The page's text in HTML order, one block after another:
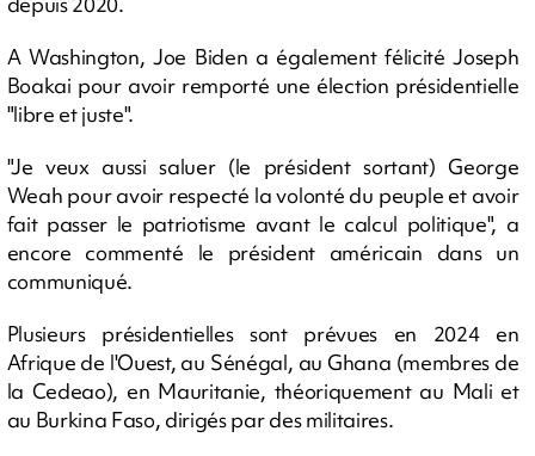
A Washington, Joe Biden a également félicité Joseph
Boakai pour avoir remporté une élection présidentielle
"libre et juste".
"Je veux aussi saluer (le président sortant) George
Weah pour avoir respecté la volonté du peuple et avoir
fait passer le patriotisme avant le calcul politique", a
encore commenté le président américain dans un
communiqué.
Plusieurs présidentielles sont prévues en 2024 en
Afrique de l'Ouest, au Sénégal, au Ghana (membres de
la Cedeao), en Mauritanie, théoriquement au Mali et
au Burkina Faso, dirigés par des militaires.